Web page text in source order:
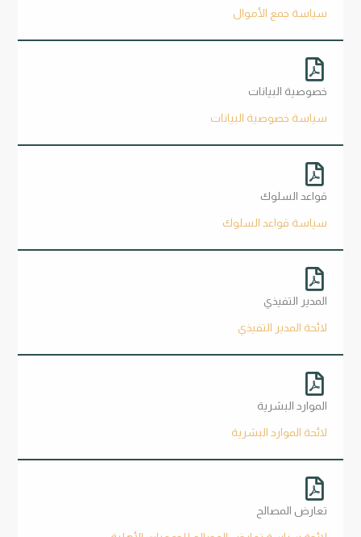
سياسة جمع الأموال
خصوصية البيانات
سياسة خصوصية البيانات
قواعد السلوك
سياسة قواعد السلوك
المدير التفيذي
لائحة المدير التفيذي
الموارد البشرية
لائحة الموارد البشرية
تعارض المصالح